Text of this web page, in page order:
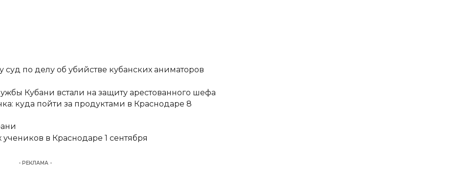
суд по делу об убийстве кубанских аниматоров
Кубани встали на защиту арестованного шефа
куда пойти за продуктами в Краснодаре 8
в Краснодаре 1 сентября
- РЕКЛАМА -